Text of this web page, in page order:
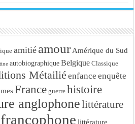
amitié amour Amérique du Sud
autobiographique Belgique Classique
Métailié enfance enquête
France guerre histoire
anglophonelittérature
littérature